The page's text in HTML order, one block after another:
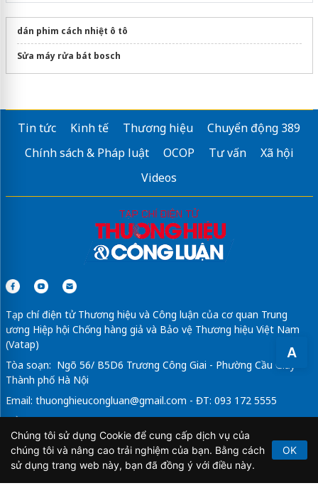
A
dán phim cách nhiệt ô tô
Sửa máy rửa bát bosch
Tin tức Kinh tế Thương hiệu
Chuyển động 389
Chính sách & Pháp luật
OCOP Tư vấn
Xã hội
Videos
Tạp chí điện tử Thương hiệu và Công luận của cơ quan Trung
ương Hiệp hội Chống hàng giả và Bảo vệ Thương hiệu Việt Nam
(Vatap)
Tòa soạn: Ngõ 56/ B5D6 Trương Công Giai - Phường Cầu Giấy -
Thành phố Hà Nội
Email: thuonghieucongluan@gmail.com - ĐT: 093 172 5555
Tổng Biên Tập: Vũ Đức Thuận
Giấy phép hoạt động báo chí điện tử số 64/GP-BTTTT do Bộ
Thông tin và Truyền thông cấp ngày 21/2/2020.
Chúng tôi sử dụng Cookie để cung cấp dịch vụ của
chúng tôi và nâng cao trải nghiệm của bạn. Bằng cách
sử dụng trang web này, bạn đã đồng ý với điều này.
OK